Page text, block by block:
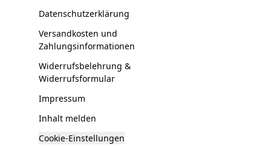
Datenschutzerklärung
Versandkosten und
Zahlungsinformationen
Widerrufsbelehrung &
Widerrufsformular
Impressum
Inhalt melden
Cookie-Einstellungen